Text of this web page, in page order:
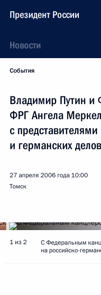
Президент России
Новости
События
Владимир Путин и
ФРГ Ангела
с представителями
и германских
27 апреля 2006 года 10:00
Томск
1 из 2
С Федеральным
на российско-